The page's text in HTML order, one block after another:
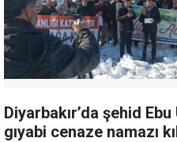
Diyarbakır’da şehid
gıyabi cenaze namazı